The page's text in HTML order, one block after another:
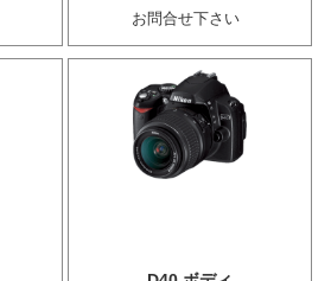
お問合せ下さい